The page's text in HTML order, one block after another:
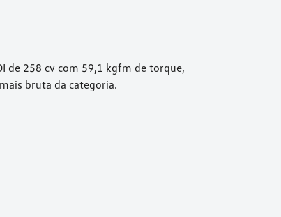
de 258 cv com 59,1 kgfm de torque,
bruta da categoria.